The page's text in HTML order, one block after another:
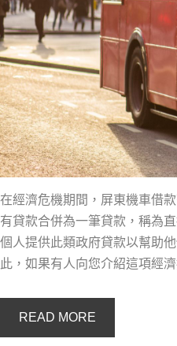
在經濟危機期間，屏東機車借
有貸款合併為一筆貸款，稱為
個人提供此類政府貸款以幫助
此，如果有人向您介紹這項經
READ MORE